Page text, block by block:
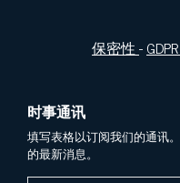
保密性-
时事通讯
填写表格以订阅我们的通讯
的最新消息。